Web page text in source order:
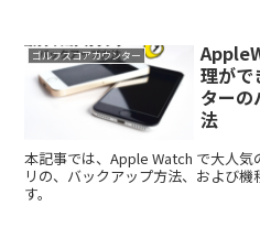
ゴルフスコアカウンター
理がで
ター
法
本記事では、Apple Watch で大人
リの、バックアップ方法、および
す。